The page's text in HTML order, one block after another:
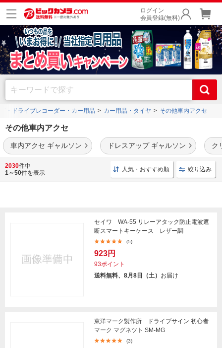
ログイン
会員登録(無料)
・ドライブレコーダー・カー用品 カー用品・タイヤ その他車内アクセ
その他車内アクセ
車内アクセ ギャルソン ドレスアップ ギャルソン ク
人気の車内アクセサリーが勢揃い。スマートキーケースやハンドルカバー、サポート
ミラー、電波時計などが充実。
2030件中
1～50件を表示 人気・おすすめ順 絞り込み
セイワ WA-55 リレーアタック防止電波遮
断スマートキーケース レザー調
(5)
923円
93ポイント
送料無料、8月8日（土） お届け
東洋マーク製作所 ドライブサイン 初心者
マーク マグネツト SM-MG
(3)